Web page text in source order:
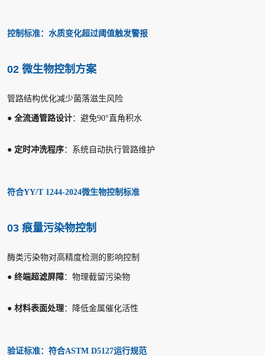
控制标准：水质变化超过阈值触发警报
02 微生物控制方案
管路结构优化减少菌落滋生风险
● 全流通管路设计：避免90°直角积水
● 定时冲洗程序：系统自动执行管路维护
符合YY/T 1244-2024微生物控制标准
03 痕量污染物控制
酶类污染物对高精度检测的影响控制
● 终端超滤屏障：物理截留污染物
● 材料表面处理：降低金属催化活性
验证标准：符合ASTM D5127运行规范